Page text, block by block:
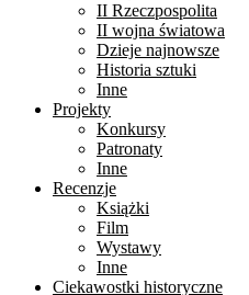
II Rzeczpospolita
II wojna światowa
Dzieje najnowsze
Historia sztuki
Inne
Projekty
Konkursy
Patronaty
Inne
Recenzje
Książki
Film
Wystawy
Inne
Ciekawostki historyczne